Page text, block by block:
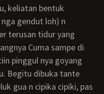
gendut loh) n
terusan tidur yang
Cuma sampe di
pinggul nya goyang
Begitu dibuka tante
gua n cipika cipiki, pas